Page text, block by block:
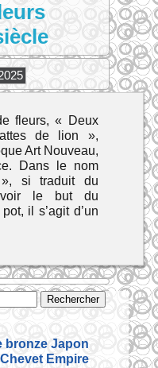
fleurs, « Deux
de lion »,
Art Nouveau,
Dans le nom
si traduit du
voir le but du
il s’agit d’un
bronze Japon
Empire